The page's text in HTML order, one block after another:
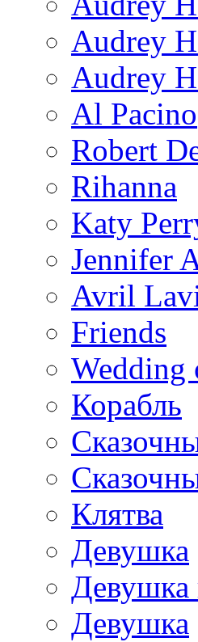
Audrey
Audrey
Al Pacino
Robert
Rihanna
Katy
Jennifer
Avril
Friends
Wedding
Корабль
Клятва
Девушка
Девушка
Девушка